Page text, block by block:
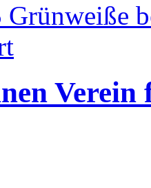
Grünweiße